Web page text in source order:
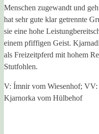
Menschen zugewandt und
hat sehr gute klar getrennte
sie eine hohe
einem pfiffigen Geist.
als Freizeitpferd mit hohem
Stutfohlen.
V: Ímnir vom Wiesenhof;
Kjarnorka vom Hülbehof